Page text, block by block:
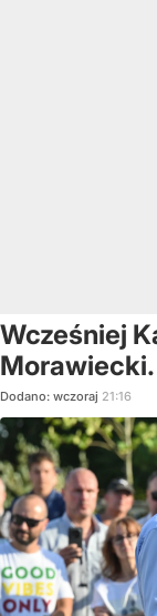
Wcześniej
Dodano: wczoraj 21:16